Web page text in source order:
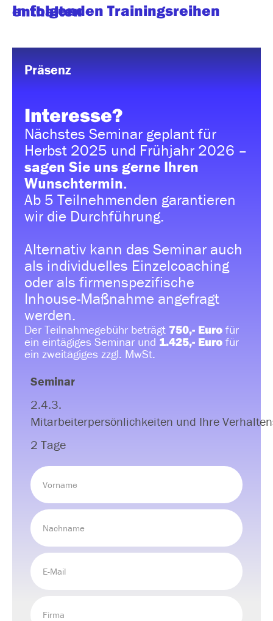
In folgenden Trainingsreihen enthalten
Präsenz
Interesse?
Nächstes Seminar geplant für
Herbst 2025 und Frühjahr 2026 –
sagen Sie uns gerne Ihren
Wunschtermin.
Ab 5 Teilnehmenden garantieren
wir die Durchführung.
Alternativ kann das Seminar auch
als individuelles Einzelcoaching
oder als firmenspezifische
Inhouse-Maßnahme angefragt
werden.
Der Teilnahmegebühr beträgt 750,- Euro für
ein eintägiges Seminar und 1.425,- Euro für
ein zweitägiges zzgl. MwSt.
Seminar
2.4.3.
Mitarbeiterpersönlichkeiten und Ihre
2 Tage